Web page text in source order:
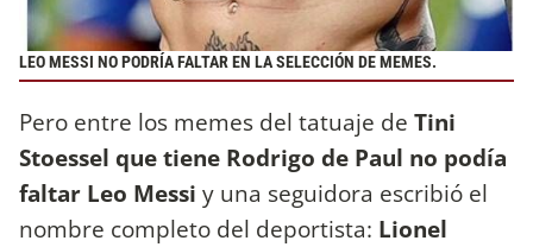
LEO MESSI NO PODRÍA FALTAR EN LA SELECCIÓN DE MEMES.
Pero entre los memes del tatuaje de Tini
Stoessel que tiene Rodrigo de Paul no podía
faltar Leo Messi y una seguidora escribió el
nombre completo del deportista: Lionel